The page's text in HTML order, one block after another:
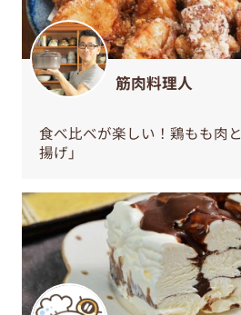
筋肉料理人
食べ比べが楽しい！鶏もも肉
揚げ」